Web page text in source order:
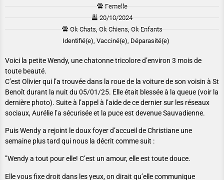
Femelle
20/10/2024
Ok Chats, Ok Chiens, Ok Enfants
Identifié(e), Vacciné(e), Déparasité(e)
Voici la petite Wendy, une chatonne tricolore d’environ 3 mois de
toute beauté.
C’est Olivier qui l’a trouvée dans la roue de la voiture de son voisin à St
Benoît durant la nuit du 05/01/25. Elle était blessée à la queue (voir la
dernière photo). Suite à l’appel à l’aide de ce dernier sur les réseaux
sociaux, Aurélie l’a sécurisée et la puce est devenue Sauvadienne.
Puis Wendy a rejoint le doux foyer d’accueil de Christiane une
semaine plus tard qui nous la décrit comme suit :
”Wendy a tout pour elle! C’est un amour, elle est toute douce.
Elle vous fixe droit dans les yeux, on dirait qu’elle communique